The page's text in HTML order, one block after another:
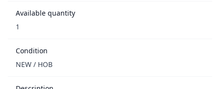
Available quantity
1
Condition
NEW / НОВ